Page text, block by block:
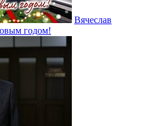
Вячеслав
годом!